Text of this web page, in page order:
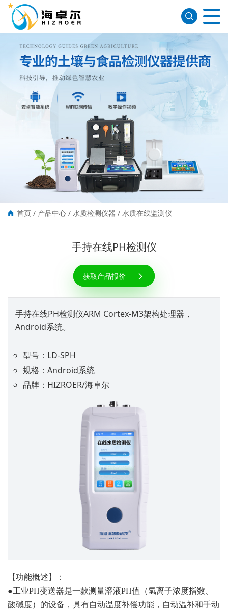
首页 / 产品中心 / 水质检测仪器 / 水质在线监测仪
手持在线PH检测仪
获取产品报价
手持在线PH检测仪ARM Cortex-M3架构处理器，
Android系统。
型号：LD-SPH
规格：Android系统
品牌：HIZROER/海卓尔
【功能概述】：
●工业PH变送器是一款测量溶液PH值（氢离子浓度指数、
酸碱度）的设备，具有自动温度补偿功能，自动温补和手动